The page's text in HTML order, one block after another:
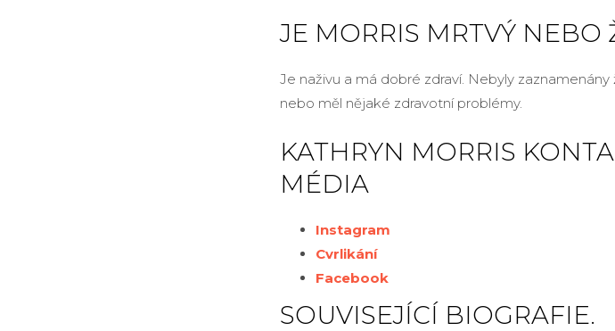
JE MORRIS MRTVÝ NEBO
Je naživu a má dobré zdraví. Nebyly
nebo měl nějaké zdravotní problémy.
KATHRYN MORRIS
MÉDIA
Instagram
Cvrlikání
Facebook
SOUVISEJÍCÍ BIOGRAFIE.